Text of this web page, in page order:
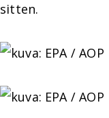
sitten.